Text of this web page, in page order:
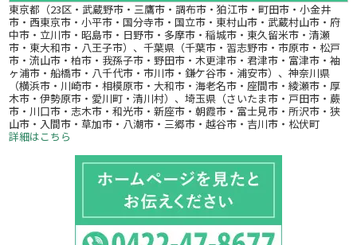
東京都（23区・武蔵野市・三鷹市・調布市・狛江市・町田市・小金井
市・西東京市・小平市・国分寺市・国立市・東村山市・武蔵村山市・府
中市・立川市・昭島市・日野市・多摩市・稲城市・東久留米市・清瀬
市・東大和市・八王子市）、千葉県（千葉市・習志野市・市原市・松戸
市・流山市・柏市・我孫子市・野田市・木更津市・君津市・富津市・袖
ヶ浦市・船橋市・八千代市・市川市・鎌ケ谷市・浦安市）、神奈川県
（横浜市・川崎市・相模原市・大和市・海老名市・座間市・綾瀬市・厚
木市・伊勢原市・愛川町・清川村）、埼玉県（さいたま市・戸田市・蕨
市・川口市・志木市・和光市・新座市・朝霞市・富士見市・所沢市・狭
山市・入間市・草加市・八潮市・三郷市・越谷市・吉川市・松伏町
詳細はこちら